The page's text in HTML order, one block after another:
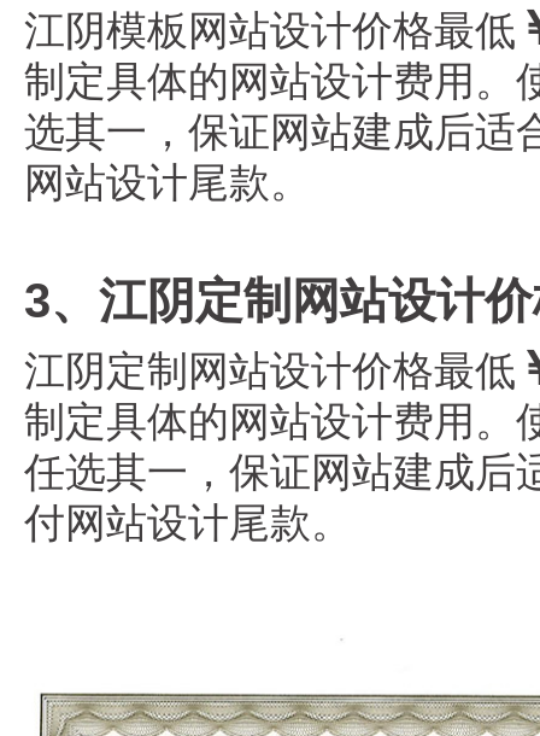
江阴模板网站设计价格最低
制定具体的网站设计费用。
选其一，保证网站建成后适
网站设计尾款。
3、江阴定制网站设计
江阴定制网站设计价格最低
制定具体的网站设计费用。
任选其一，保证网站建成后
付网站设计尾款。